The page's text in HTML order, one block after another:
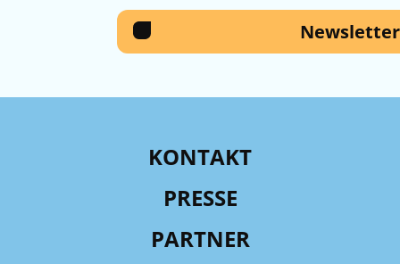
Newsletter
KONTAKT
PRESSE
PARTNER